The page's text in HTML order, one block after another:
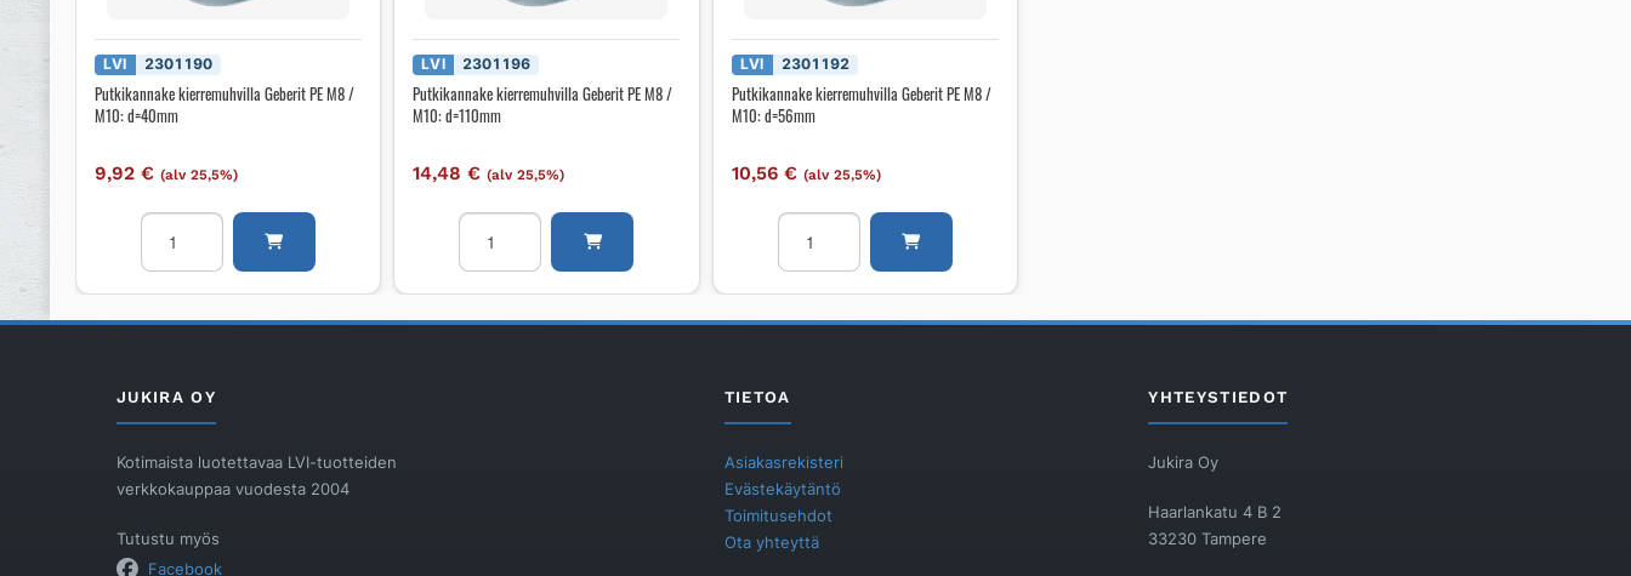
LVI 2301190
Putkikannake kierremuhvilla Geberit PE M8 /
M10: d=40mm
9,92€ (alv 25,5%)
Putkikannake
kierremuhvilla
Geberit
M8
LVI 2301196
Putkikannake kierremuhvilla Geberit PE M8 /
M10: d=110mm
14,48€ (alv 25,5%)
Putkikannake
kierremuhvilla
Geberit
M8
LVI 2301192
Putkikannake kierremuhvilla Geberit PE M8 /
M10: d=56mm
10,56 € (alv 25,5%)
Putkikannake
kierremuhvilla
Geberit
M8
JUKIRA OY
Kotimaista luotettavaa LVI-tuotteiden
verkkokauppaa vuodesta 2004
Tutustu myös
Facebook
TIETOA
Asiakasrekisteri
Evästekäytäntö
Toimitusehdot
Ota yhteyttä
YHTEYSTIEDOT
Jukira Oy
Haarlankatu 4 B 2
33230 Tampere